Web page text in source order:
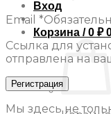
Вход
Корзина /0 ₽
Email *
Ссылка для
отправлена ​​на
Регистрация
Мы здесь не